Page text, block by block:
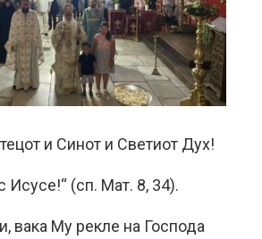
и Синот и Светиот Дух!
Исусе!“ (сп. Мат. 8, 34).
вака Му рекле на Господа